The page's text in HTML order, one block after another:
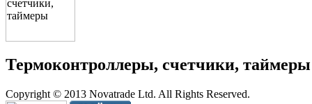
Термоконтроллеры, счетчики, таймеры
Copyright © 2013 Novatrade Ltd. All Rights Reserved.